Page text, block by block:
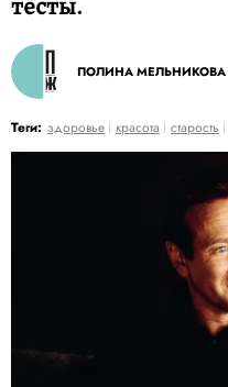
ПОЛИНА МЕЛЬНИКОВА
Теги: здоровье красота старость